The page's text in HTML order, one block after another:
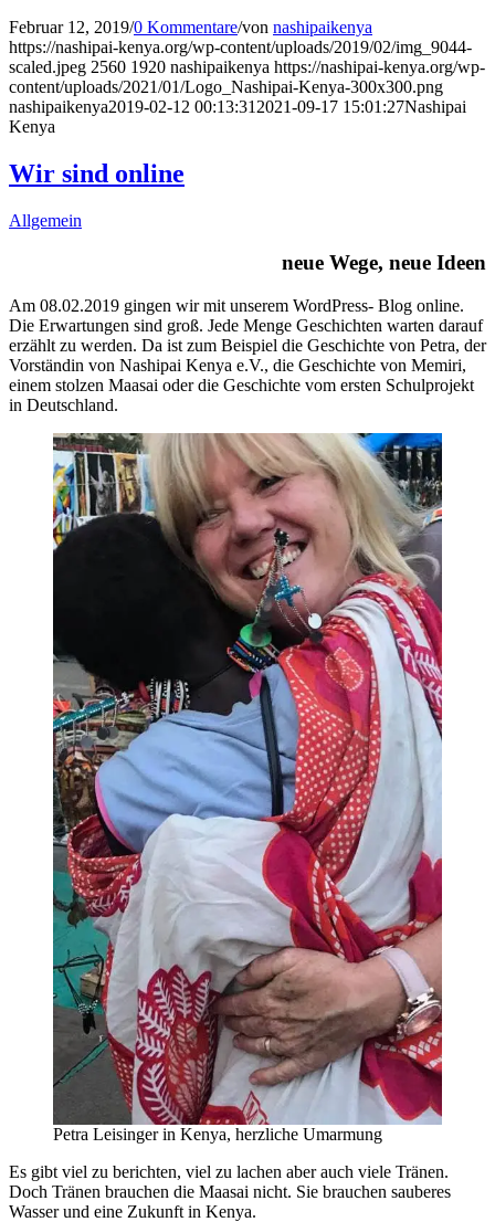
Februar 12, 2019/0 Kommentare/von nashipaikenya
https://nashipai-kenya.org/wp-content/uploads/2019/02/img_9044-
scaled.jpeg 2560 1920 nashipaikenya https://nashipai-kenya.org/wp-
content/uploads/2021/01/Logo_Nashipai-Kenya-300x300.png
nashipaikenya2019-02-12 00:13:31 2021-09-17 15:01:27Nashipai
Kenya
Wir sind online
Allgemein
neue Wege, neue Ideen
Am 08.02.2019 gingen wir mit unserem WordPress- Blog online.
Die Erwartungen sind groß. Jede Menge Geschichten warten darauf
erzählt zu werden. Da ist zum Beispiel die Geschichte von Petra, der
Vorständin von Nashipai Kenya e.V., die Geschichte von Memiri,
einem stolzen Maasai oder die Geschichte vom ersten Schulprojekt
in Deutschland.
Petra Leisinger in Kenya, herzliche Umarmung
Es gibt viel zu berichten, viel zu lachen aber auch viele Tränen.
Doch Tränen brauchen die Maasai nicht. Sie brauchen sauberes
Wasser und eine Zukunft in Kenya.